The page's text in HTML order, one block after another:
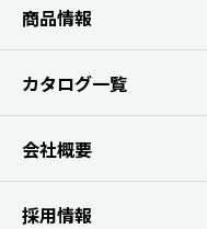
商品情報
カタログ一覧
会社概要
採用情報